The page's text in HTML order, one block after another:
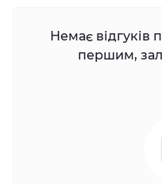
Немає відгуків
першим,